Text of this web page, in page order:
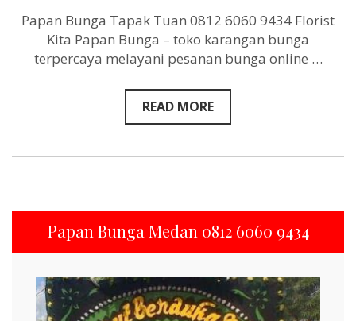
Tuan
6060
9434
Papan Bunga Tapak Tuan 0812 6060 9434 Florist
Kita Papan Bunga – toko karangan bunga
terpercaya melayani pesanan bunga online …
READ MORE
Papan Bunga Medan 0812 6060 9434